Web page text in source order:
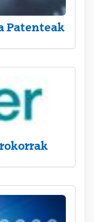
Patenteak